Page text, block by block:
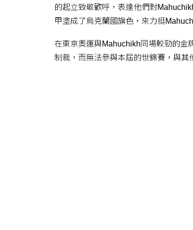
的起立致敬歡呼，表達他們對
甲塗成了烏克蘭國旗色，來力挺
在東京奧運與Mahuchikh同場較勁的金
制裁，而無法參與本屆的世錦賽，與其